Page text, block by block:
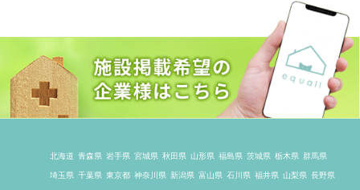
北海道 青森県 岩手県 宮城県 秋田県 山形県 福島県 茨城県 栃木県 群馬県
埼玉県 千葉県 東京都 神奈川県 新潟県 富山県 石川県 福井県 山梨県 長野県